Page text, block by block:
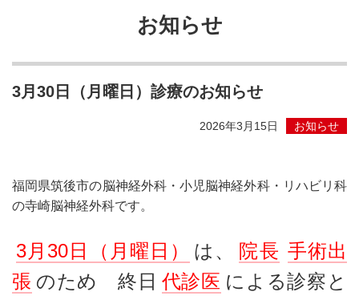
お知らせ
3月30日（月曜日）診療のお知らせ
2026年3月15日 お知らせ
福岡県筑後市の脳神経外科・小児脳神経外科・リハビリ科
の寺崎脳神経外科です。
3月30日（月曜日） は、 院長 手術出
張 のため 終日 代診医 による診察と